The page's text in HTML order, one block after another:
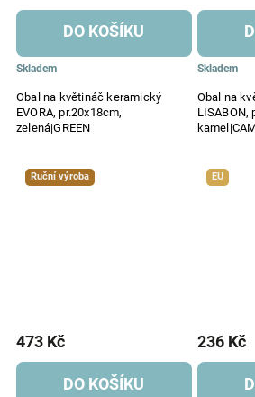
Obal na květináč keramický
EVORA, pr.20x18cm,
zelená|GREEN
Skladem
DO KOŠÍKU
Obal na
LISABON,
Skladem
Ruční výroba
473 Kč
DO KOŠÍKU
EU
236 Kč